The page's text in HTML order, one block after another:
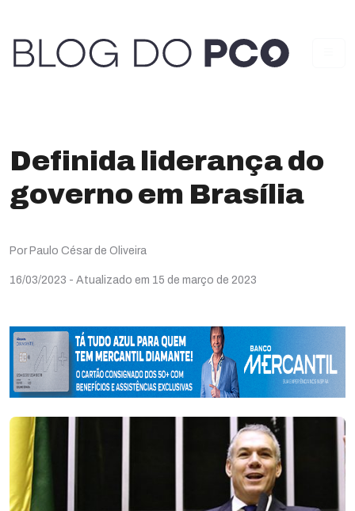
Definida liderança do
governo em Brasília
Por Paulo César de Oliveira
16/03/2023 - Atualizado em 15 de março de 2023